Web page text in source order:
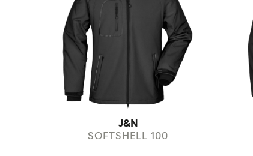
J&N
SOFTSHELL 100